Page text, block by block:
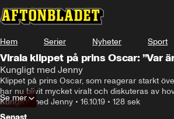
Laddar ...
Hem Serier Nyheter Sport
Virala klippet på prins Oscar: ”Var
Kungligt med Jenny
Klippet på prins Oscar, som reagerar starkt
har nu blivit mycket viralt och diskuteras av
Alexandersson och Sara Eriksson.
Kungligt med Jenny • 16.10.19 • 128 sek
Se mer